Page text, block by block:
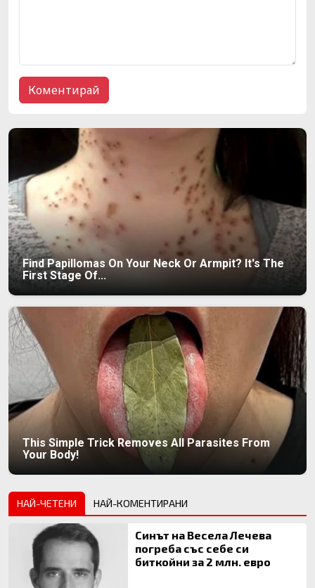
Find Papillomas On Your Neck Or Armpit? It's The
First Stage Of...
This Simple Trick Removes All Parasites From
Your Body!
НАЙ-ЧЕТЕНИ НАЙ-КОМЕНТИРАНИ
Синът на Весела Лечева
погреба със себе си
биткойни за 2 млн. евро